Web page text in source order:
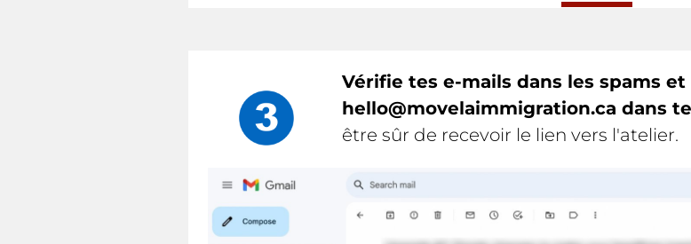
Vérifie tes e-mails dans les spams
hello@movelaimmigration.ca dans
être sûr de recevoir le lien vers l'atelier.